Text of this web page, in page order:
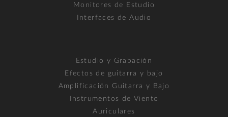
Monitores de Estudio
Interfaces de Audio
Estudio y Grabación
Efectos de guitarra y bajo
Amplificación Guitarra y Bajo
Instrumentos de Viento
Auriculares